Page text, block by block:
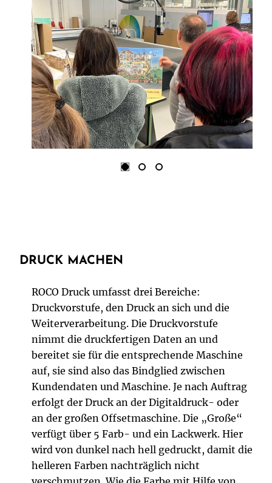
DRUCK MACHEN
ROCO Druck umfasst drei Bereiche:
Druckvorstufe, den Druck an sich und die
Weiterverarbeitung. Die Druckvorstufe
nimmt die druckfertigen Daten an und
bereitet sie für die entsprechende Maschine
auf, sie sind also das Bindglied zwischen
Kundendaten und Maschine. Je nach Auftrag
erfolgt der Druck an der Digitaldruck- oder
an der großen Offsetmaschine. Die „Große“
verfügt über 5 Farb- und ein Lackwerk. Hier
wird von dunkel nach hell gedruckt, damit die
helleren Farben nachträglich nicht